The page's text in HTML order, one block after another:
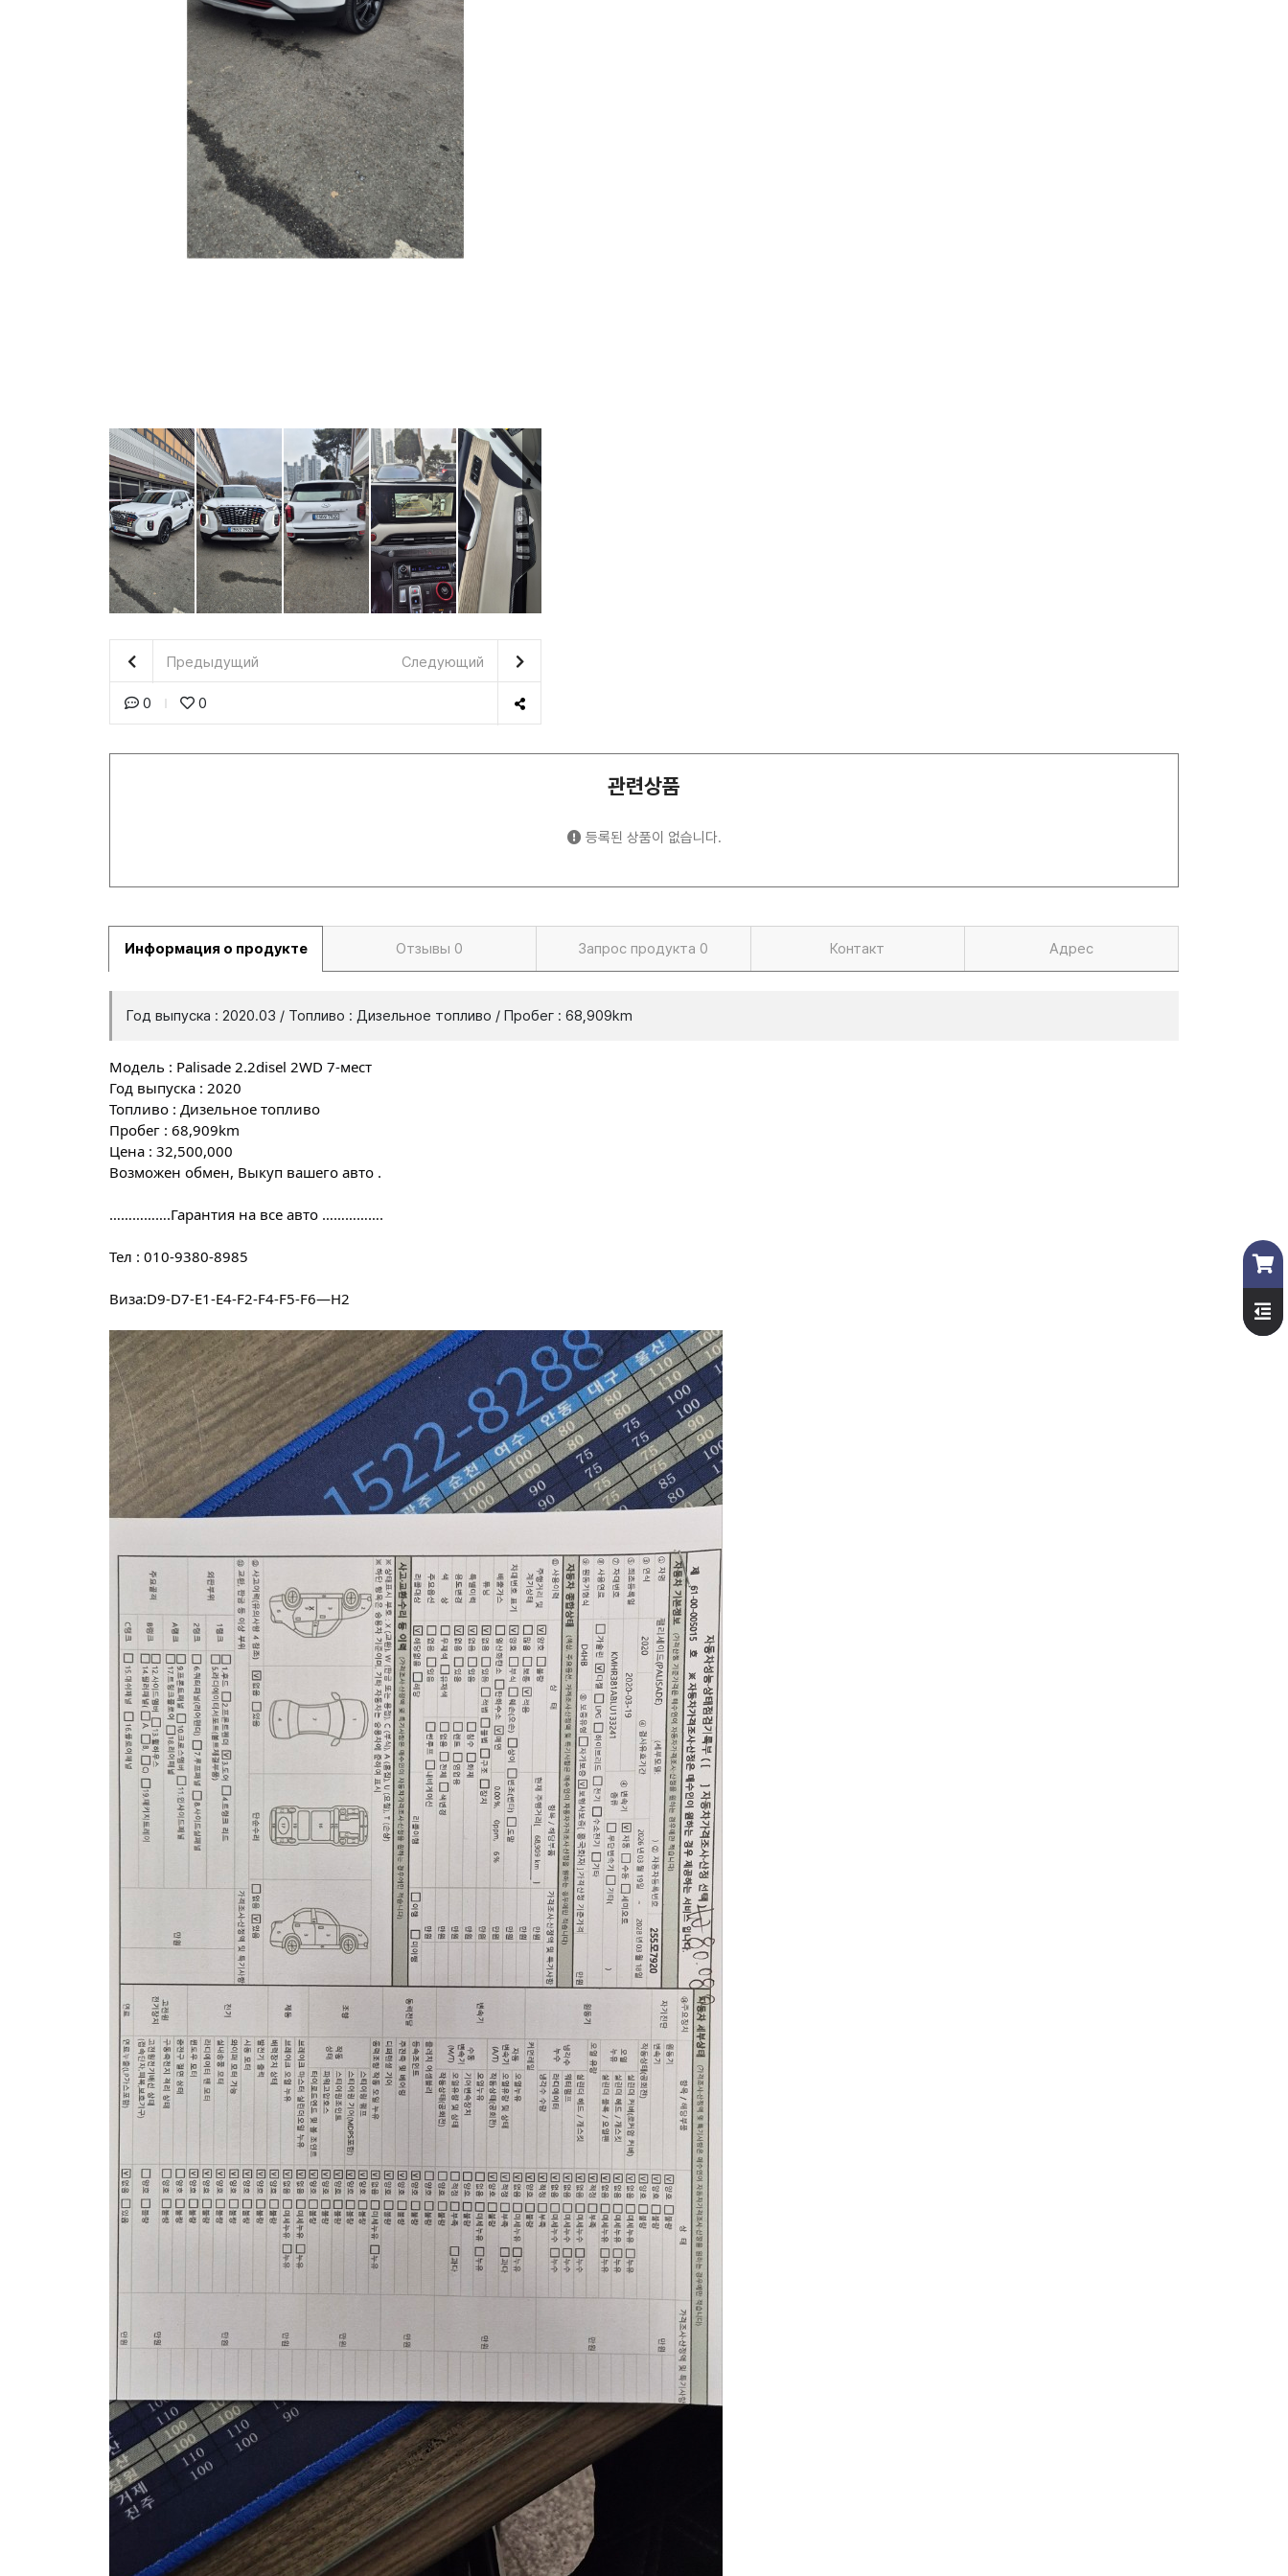
Предыдущий Следующий
0 0
관련상품
등록된 상품이 없습니다.
Информация о продукте Отзывы 0 Запрос продукта 0 Контакт Адрес
Год выпуска : 2020.03 / Топливо : Дизельное топливо / Пробег : 68,909km
Модель : Palisade 2.2disel 2WD 7-мест
Год выпуска : 2020
Топливо : Дизельное топливо
Пробег : 68,909km
Цена : 32,500,000
Возможен обмен, Выкуп вашего авто .
…………….Гарантия на все авто …………….
Тел : 010-9380-8985
Виза:D9-D7-E1-E4-F2-F4-F5-F6—H2